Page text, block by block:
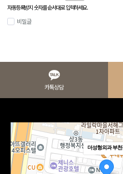
자동등록방지 숫자를 순서대로 입력하세요.
비밀글
카톡상담
더성형외과 부천